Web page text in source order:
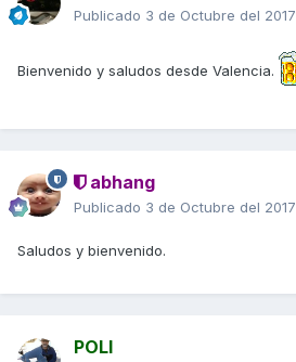
Publicado 3 de Octubre del 2017
Bienvenido y saludos desde Valencia.
abhang
Publicado 3 de Octubre del 2017
Saludos y bienvenido.
POLI